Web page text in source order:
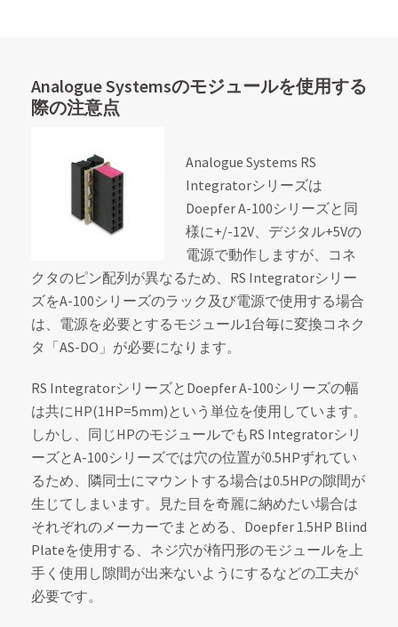
Analogue Systemsのモジュールを使用する
際の注意点
Analogue Systems RS
Integratorシリーズは
Doepfer A-100シリーズと同
様に+/-12V、デジタル+5Vの
電源で動作しますが、コネ
クタのピン配列が異なるため、RS Integratorシリー
ズをA-100シリーズのラック及び電源で使用する場合
は、電源を必要とするモジュール1台毎に変換コネク
タ「AS-DO」が必要になります。
RS IntegratorシリーズとDoepfer A-100シリーズの幅
は共にHP(1HP=5mm)という単位を使用しています。
しかし、同じHPのモジュールでもRS Integratorシリ
ーズとA-100シリーズでは穴の位置が0.5HPずれてい
るため、隣同士にマウントする場合は0.5HPの隙間が
生じてしまいます。見た目を奇麗に納めたい場合は
それぞれのメーカーでまとめる、Doepfer 1.5HP Blind
Plateを使用する、ネジ穴が楕円形のモジュールを上
手く使用し隙間が出来ないようにするなどの工夫が
必要です。